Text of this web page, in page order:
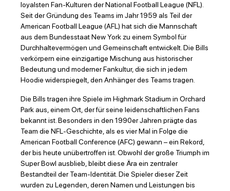
loyalsten Fan-Kulturen der National Football League (NFL).
Seit der Gründung des Teams im Jahr 1959 als Teil der
American Football League (AFL) hat sich die Mannschaft
aus dem Bundesstaat New York zu einem Symbol für
Durchhaltevermögen und Gemeinschaft entwickelt. Die Bills
verkörpern eine einzigartige Mischung aus historischer
Bedeutung und moderner Fankultur, die sich in jedem
Hoodie widerspiegelt, den Anhänger des Teams tragen.
Die Bills tragen ihre Spiele im Highmark Stadium in Orchard
Park aus, einem Ort, der für seine leidenschaftlichen Fans
bekannt ist. Besonders in den 1990er Jahren prägte das
Team die NFL-Geschichte, als es vier Mal in Folge die
American Football Conference (AFC) gewann – ein Rekord,
der bis heute unübertroffen ist. Obwohl der große Triumph im
Super Bowl ausblieb, bleibt diese Ära ein zentraler
Bestandteil der Team-Identität. Die Spieler dieser Zeit
wurden zu Legenden, deren Namen und Leistungen bis